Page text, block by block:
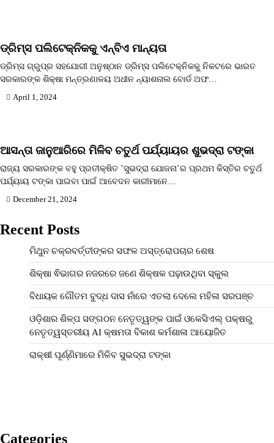
ଡ୍ରିମ୍ସ ପଲିଟେକ୍‌ନିକକୁ ଏନ୍‌ବିଏ ମାନ୍ୟତା
ଡ୍ରିମ୍ସ ଗ୍ରୁପ୍ର ସହଯୋଗୀ ଅନୁଷ୍ଠାନ ଡ୍ରିମ୍ସ ପଲିଟେକ୍ନିକକୁ ନିକଟରେ ଭାରତ
ସରକାରଙ୍କ ଶିକ୍ଷା ମନ୍ତ୍ରଣାଳୟ ଅଧୀନ ନ୍ୟାଶନାଲ ବୋର୍ଡ ଅଫ…
April 1, 2024
ଆସନ୍ତା ଜାନୁଆରିରେ ମିଳିବ ଚତୁର୍ଥ ପର୍ଯ୍ୟାୟର ଶୁଭଦ୍ରା ଟଙ୍କା
ରାଜ୍ୟ ସରକାରଙ୍କ ବହୁ ପ୍ରତୀକ୍ଷିତ ’ସୁଭଦ୍ରା ଯୋଜନା’ର ପ୍ରଥମ କିସ୍ତିର ଚତୁର୍ଥ
ପର୍ଯ୍ୟାୟ ଟଙ୍କା ପାଇବା ପାଇଁ ଆବେଦନ କାରୀମାନେ…
December 21, 2024
Recent Posts
ମିଥୁନ ଚକ୍ରବର୍ତ୍ତୀଙ୍କର ସଫଳ ଅସ୍ତ୍ରୋପଚାର ଶେଷ
ଶିକ୍ଷା ଵିଭାଗର ନଜରରେ ଜଣେ ଶିକ୍ଷକ ପଢ଼ାଉଥିବା ସ୍କୁଲ
ବିଧାୟକ ଗୌତମ ବୁଦ୍ଧ ଦାସ ନାଁରେ ଏତଲା ଦେଲେ ମହିଳା ସରପଞ୍ଚ
ଓଡ଼ିଶାର ଶିଳ୍ପ ସଙ୍ଗଠନ ନେତୃତ୍ୱଙ୍କ ପାଇଁ ଓକେସିଏଲ୍ ପକ୍ଷରୁ
ନେତୃତ୍ୱସ୍ତରୀୟ AI କ୍ଷମତା ବିକାଶ କର୍ମଶାଳା ଆୟୋଜିତ
ରାକ୍ଷୀ ପୂର୍ଣ୍ଣିମାରେ ମିଳିବ ସୁଭଦ୍ରା ଟଙ୍କା
Categories